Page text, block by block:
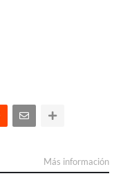
Más información